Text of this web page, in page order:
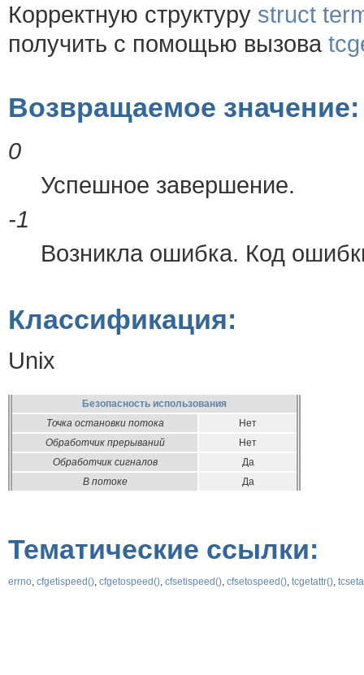
Корректную структуру struct
получить с помощью вызова
Возвращаемое значение:
0
Успешное завершение.
-1
Возникла ошибка. Код
Классификация:
Unix
Безопасность использования
Точка остановки потока
Нет
Обработчик прерываний
Нет
Обработчик сигналов
Да
В потоке
Да
Тематические ссылки:
errno, cfgetispeed(), cfgetospeed(), cfsetispeed(), cfsetospeed(), tcgetattr(),